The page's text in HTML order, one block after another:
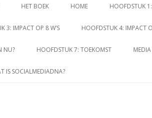
naar
HET BOEK HOME HOOFDSTUK
3: IMPACT OP 8 W’S HOOFDSTUK 4: IMPACT
NU? HOOFDSTUK 7: TOEKOMST
IS SOCIALMEDIADNA?